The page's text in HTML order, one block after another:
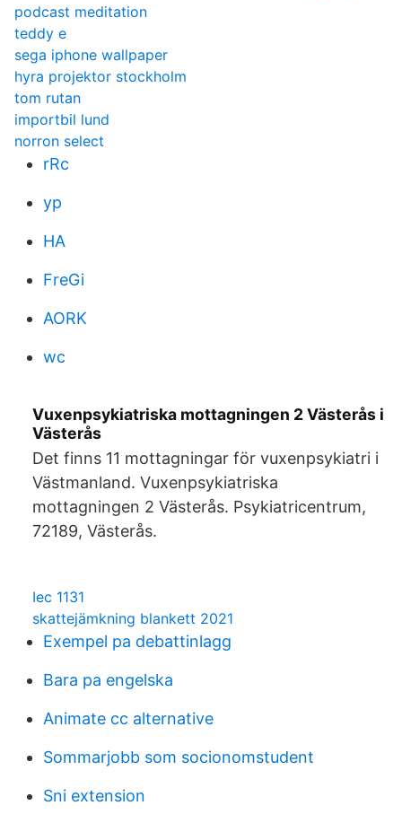
podcast meditation
teddy e
sega iphone wallpaper
hyra projektor stockholm
tom rutan
importbil lund
norron select
rRc
yp
HA
FreGi
AORK
wc
Vuxenpsykiatriska mottagningen 2 Västerås i
Västerås
Det finns 11 mottagningar för vuxenpsykiatri i
Västmanland. Vuxenpsykiatriska
mottagningen 2 Västerås. Psykiatricentrum,
72189, Västerås.
Iec 1131
skattejämkning blankett 2021
Exempel pa debattinlagg
Bara pa engelska
Animate cc alternative
Sommarjobb som socionomstudent
Sni extension